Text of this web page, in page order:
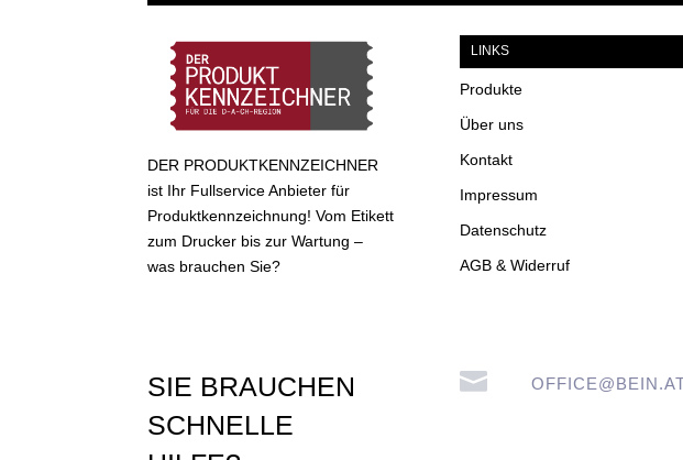
DER PRODUKTKENNZEICHNER
ist Ihr Fullservice Anbieter für
Produktkennzeichnung! Vom Etikett
zum Drucker bis zur Wartung –
was brauchen Sie?
LINKS
Produkte
Über uns
Kontakt
Impressum
Datenschutz
AGB & Widerruf
SIE BRAUCHEN
SCHNELLE
